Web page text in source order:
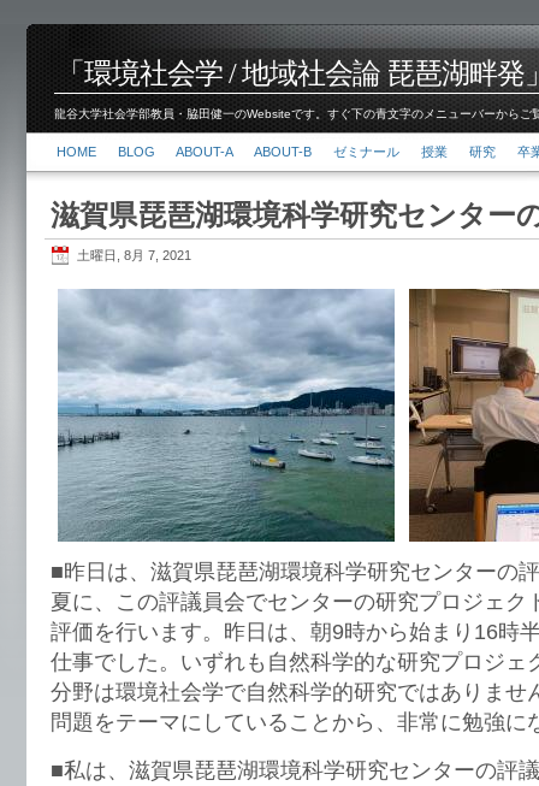
「環境社会学 / 地域社会論 琵琶湖畔発
龍谷大学社会学部教員・脇田健一のWebsiteです。すぐ下の青文字のメニューバーから
HOME BLOG ABOUT-A ABOUT-B ゼミナール 授業 研究 卒
滋賀県琵琶湖環境科学研究センター
土曜日, 8月 7, 2021
■昨日は、滋賀県琵琶湖環境科学研究センターの
夏に、この評議員会でセンターの研究プロジェク
評価を行います。昨日は、朝9時から始まり16時
仕事でした。いずれも自然科学的な研究プロジェ
分野は環境社会学で自然科学的研究ではありませ
問題をテーマにしていることから、非常に勉強に
■私は、滋賀県琵琶湖環境科学研究センターの評